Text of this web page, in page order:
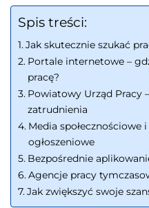
Spis treści:
Jak skutecznie szukać
Portale internetowe –
pracę?
Powiatowy Urząd Pracy
zatrudnienia
Media społecznościowe
ogłoszeniowe
Bezpośrednie
Agencje pracy
Jak zwiększyć swoje